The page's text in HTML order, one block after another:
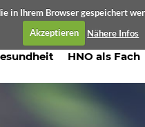
in Ihrem Browser gespeichert
Akzeptieren
Nähere Infos
HNO als Fach